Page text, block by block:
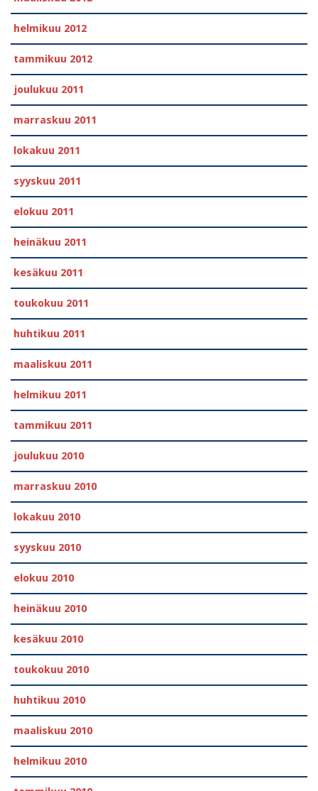
helmikuu 2012
tammikuu 2012
joulukuu 2011
marraskuu 2011
lokakuu 2011
syyskuu 2011
elokuu 2011
heinäkuu 2011
kesäkuu 2011
toukokuu 2011
huhtikuu 2011
maaliskuu 2011
helmikuu 2011
tammikuu 2011
joulukuu 2010
marraskuu 2010
lokakuu 2010
syyskuu 2010
elokuu 2010
heinäkuu 2010
kesäkuu 2010
toukokuu 2010
huhtikuu 2010
maaliskuu 2010
helmikuu 2010